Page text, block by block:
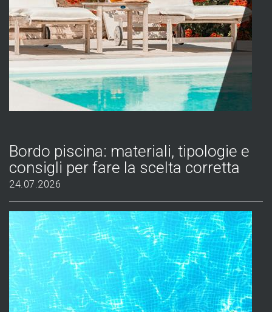
Bordo piscina: materiali, tipologie e
consigli per fare la scelta corretta
24.07.2026